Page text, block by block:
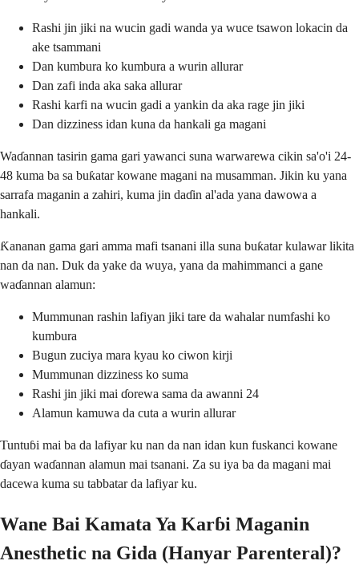
Rashi jin jiki na wucin gadi wanda ya wuce tsawon lokacin da
ake tsammani
Dan kumbura ko kumbura a wurin allurar
Dan zafi inda aka saka allurar
Rashi karfi na wucin gadi a yankin da aka rage jin jiki
Dan dizziness idan kuna da hankali ga magani
Waɗannan tasirin gama gari yawanci suna warwarewa cikin sa'o'i 24-
48 kuma ba sa buƙatar kowane magani na musamman. Jikin ku yana
sarrafa maganin a zahiri, kuma jin daɗin al'ada yana dawowa a
hankali.
Ƙananan gama gari amma mafi tsanani illa suna buƙatar kulawar likita
nan da nan. Duk da yake da wuya, yana da mahimmanci a gane
waɗannan alamun:
Mummunan rashin lafiyan jiki tare da wahalar numfashi ko
kumbura
Bugun zuciya mara kyau ko ciwon kirji
Mummunan dizziness ko suma
Rashi jin jiki mai ɗorewa sama da awanni 24
Alamun kamuwa da cuta a wurin allurar
Tuntuɓi mai ba da lafiyar ku nan da nan idan kun fuskanci kowane
ɗayan waɗannan alamun mai tsanani. Za su iya ba da magani mai
dacewa kuma su tabbatar da lafiyar ku.
Wane Bai Kamata Ya Karɓi Maganin
Anesthetic na Gida (Hanyar Parenteral)?